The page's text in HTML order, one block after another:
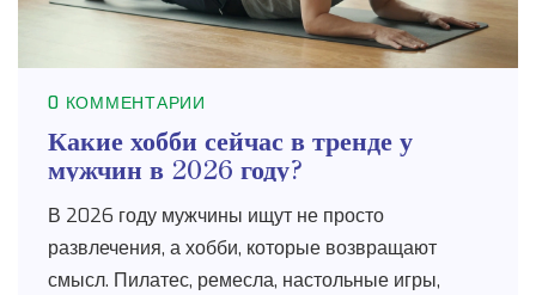
0 КОММЕНТАРИИ
Какие хобби сейчас в тренде у
мужчин в 2026 году?
В 2026 году мужчины ищут не просто
развлечения, а хобби, которые возвращают
смысл. Пилатес, ремесла, настольные игры,